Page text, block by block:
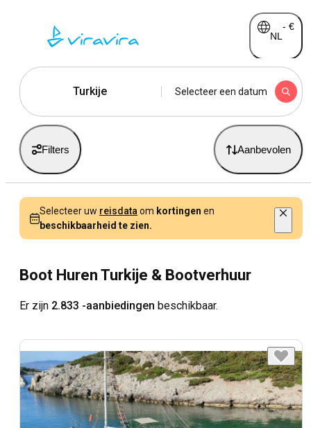
NL
- €
Turkije Selecteer een datum
Filters Aanbevolen
Selecteer uw reisdata om kortingen en
beschikbaarheid te zien.
Boot Huren Turkije & Bootverhuur
Er zijn 2.833 -aanbiedingen beschikbaar.